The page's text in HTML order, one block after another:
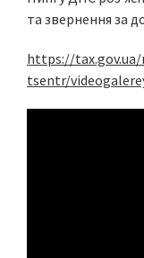
та звернення за
https://tax.gov.ua/
tsentr/